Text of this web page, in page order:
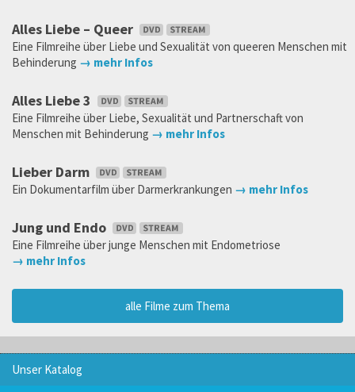
Alles Liebe – Queer
Eine Filmreihe über Liebe und Sexualität von queeren Menschen mit
Behinderung → mehr Infos
Alles Liebe 3
Eine Filmreihe über Liebe, Sexualität und Partnerschaft von
Menschen mit Behinderung → mehr Infos
Lieber Darm
Ein Dokumentarfilm über Darmerkrankungen → mehr Infos
Jung und Endo
Eine Filmreihe über junge Menschen mit Endometriose
→ mehr Infos
alle Filme zum Thema
Unser Katalog